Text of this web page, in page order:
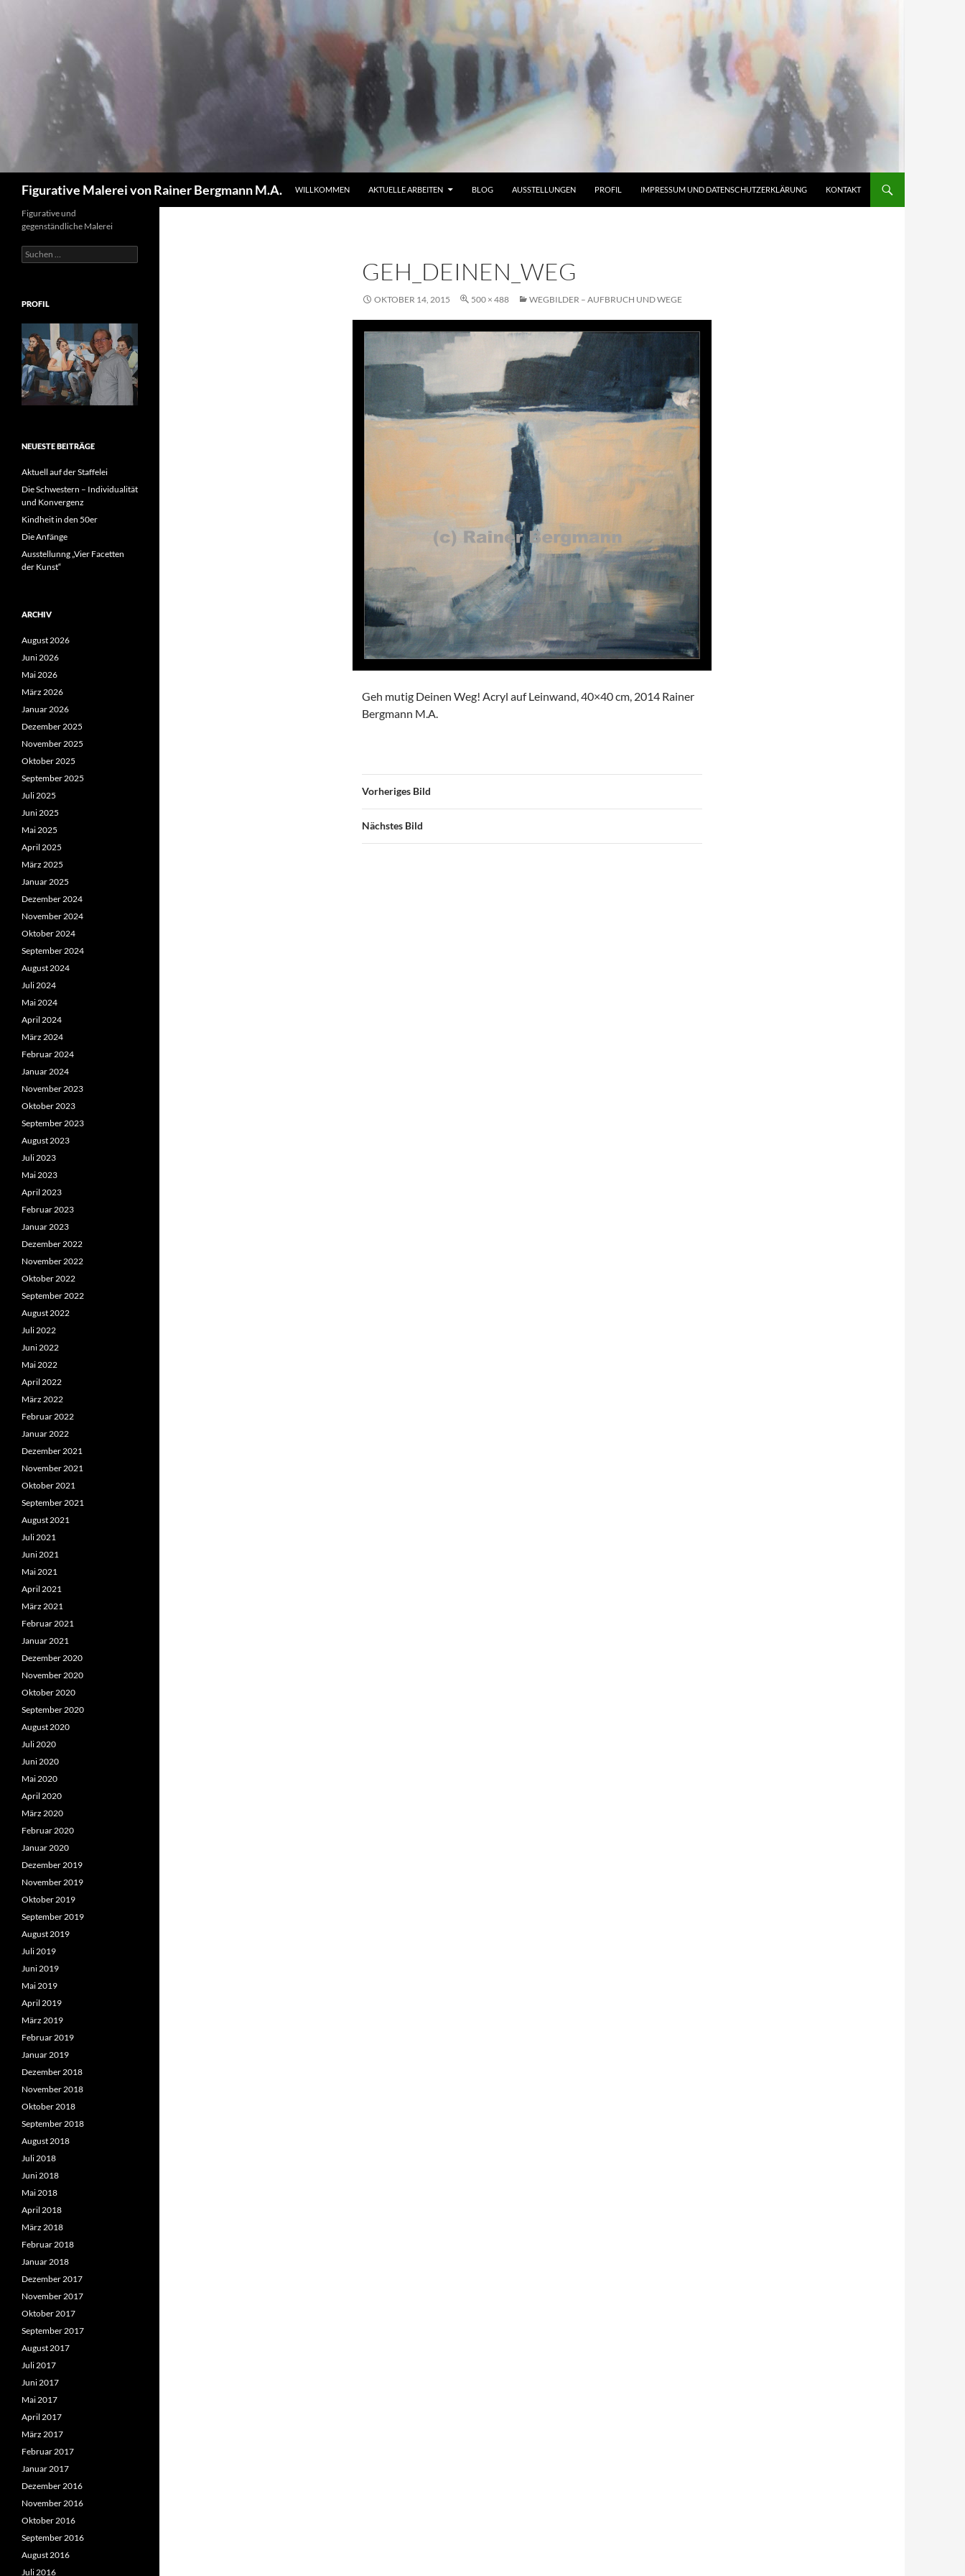
Figurative Malerei von Rainer Bergmann M.A. WILLKOMMEN AKTUELLE ARBEITEN BLOG AUSSTELLUNGEN PROFIL IMPRESSUM UND DATENSCHUTZERKLÄRUNG KONTAKT
GEH_DEINEN_WEG
OKTOBER 14, 2015 500 × 488 WEGBILDER – AUFBRUCH UND WEGE
Geh mutig Deinen Weg! Acryl auf Leinwand, 40×40 cm, 2014 Rainer
Bergmann M.A.
Vorheriges Bild
Nächstes Bild
Figurative und
gegenständliche Malerei
Suchen
nach:
PROFIL
NEUESTE BEITRÄGE
Aktuell auf der Staffelei
Die Schwestern – Individualität
und Konvergenz
Kindheit in den 50er
Die Anfänge
Ausstellunng „Vier Facetten
der Kunst“
ARCHIV
August 2026
Juni 2026
Mai 2026
März 2026
Januar 2026
Dezember 2025
November 2025
Oktober 2025
September 2025
Juli 2025
Juni 2025
Mai 2025
April 2025
März 2025
Januar 2025
Dezember 2024
November 2024
Oktober 2024
September 2024
August 2024
Juli 2024
Mai 2024
April 2024
März 2024
Februar 2024
Januar 2024
November 2023
Oktober 2023
September 2023
August 2023
Juli 2023
Mai 2023
April 2023
Februar 2023
Januar 2023
Dezember 2022
November 2022
Oktober 2022
September 2022
August 2022
Juli 2022
Juni 2022
Mai 2022
April 2022
März 2022
Februar 2022
Januar 2022
Dezember 2021
November 2021
Oktober 2021
September 2021
August 2021
Juli 2021
Juni 2021
Mai 2021
April 2021
März 2021
Februar 2021
Januar 2021
Dezember 2020
November 2020
Oktober 2020
September 2020
August 2020
Juli 2020
Juni 2020
Mai 2020
April 2020
März 2020
Februar 2020
Januar 2020
Dezember 2019
November 2019
Oktober 2019
September 2019
August 2019
Juli 2019
Juni 2019
Mai 2019
April 2019
März 2019
Februar 2019
Januar 2019
Dezember 2018
November 2018
Oktober 2018
September 2018
August 2018
Juli 2018
Juni 2018
Mai 2018
April 2018
März 2018
Februar 2018
Januar 2018
Dezember 2017
November 2017
Oktober 2017
September 2017
August 2017
Juli 2017
Juni 2017
Mai 2017
April 2017
März 2017
Februar 2017
Januar 2017
Dezember 2016
November 2016
Oktober 2016
September 2016
August 2016
Juli 2016